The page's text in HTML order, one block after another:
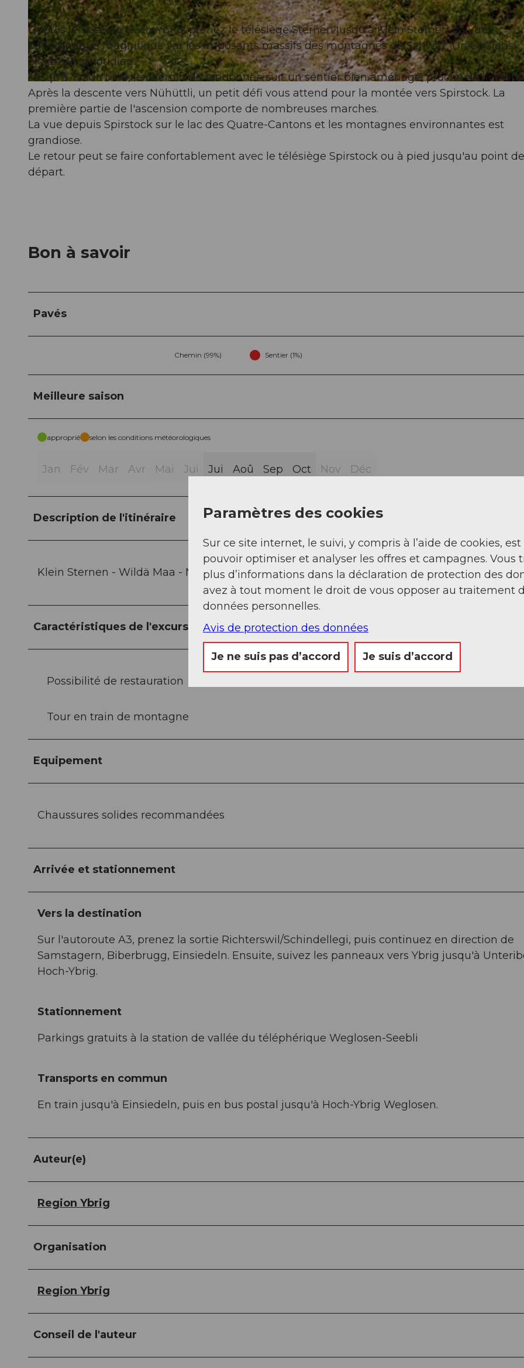
Depuis le Seebli à Hoch-Ybrig, prenez le télésiège Sternen jusqu'à Klein Sternen. La vue
panoramique magnifique sur les imposants massifs des montagnes de Schwyz, Uri et Glaris
éloigne le quotidien.
Jusqu'à Wildä Maa, le chemin de randonnée suit un sentier bien aménagé, proche de la crête.
Après la descente vers Nühüttli, un petit défi vous attend pour la montée vers Spirstock. La
première partie de l'ascension comporte de nombreuses marches.
La vue depuis Spirstock sur le lac des Quatre-Cantons et les montagnes environnantes est
grandiose.
Le retour peut se faire confortablement avec le télésiège Spirstock ou à pied jusqu'au point de
départ.
Bon à savoir
Pavés
Chemin (99%) Sentier (1%)
Meilleure saison
approprié selon les conditions météorologiques
Jan Fév Mar Avr Mai Jui Jui Aoû Sep Oct Nov Déc
Description de l'itinéraire
Klein Sternen - Wildä Maa - Nühüttli - Spirstock
Caractéristiques de l'excursion
Possibilité de restauration
Tour en train de montagne
Equipement
Chaussures solides recommandées
Arrivée et stationnement
Vers la destination
Sur l'autoroute A3, prenez la sortie Richterswil/Schindellegi, puis continuez en direction de
Samstagern, Biberbrugg, Einsiedeln. Ensuite, suivez les panneaux vers Ybrig jusqu'à
Hoch-Ybrig.
Stationnement
Parkings gratuits à la station de vallée du téléphérique Weglosen-Seebli
Transports en commun
En train jusqu'à Einsiedeln, puis en bus postal jusqu'à Hoch-Ybrig Weglosen.
Auteur(e)
Region Ybrig
Organisation
Region Ybrig
Conseil de l'auteur
Paramètres des cookies
Sur ce site internet, le suivi, y compris à l’aide de cookies,
pouvoir optimiser et analyser les offres et campagnes. Vous
plus d’informations dans la déclaration de protection des
avez à tout moment le droit de vous opposer au traitement
données personnelles.
Avis de protection des données
Je ne suis pas d’accord Je suis d’accord